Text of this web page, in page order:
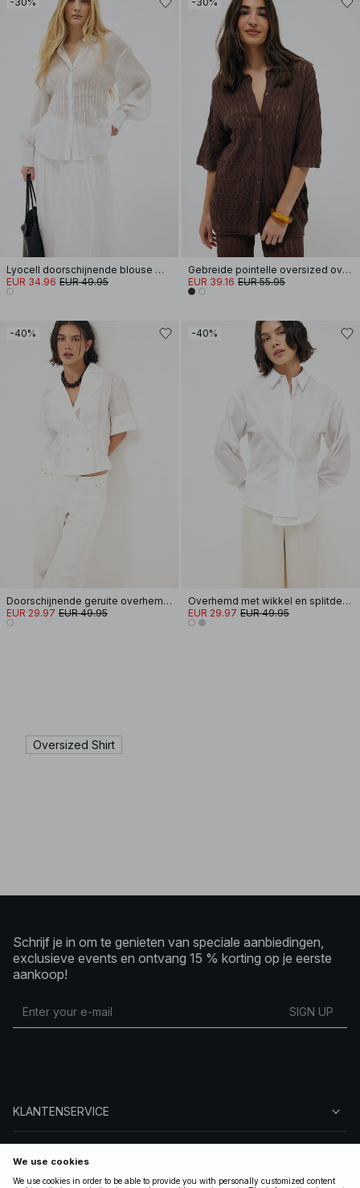
Lyocell doorschijnende blouse met lange mouwen en pintucks
EUR 34.96 EUR 49.95
Gebreide pointelle oversized overhemd
EUR 39.16 EUR 55.95
-40%
Doorschijnende geruite overhemd met korte mouwen
EUR 29.97 EUR 49.95
-40%
Overhemd met wikkel en splitdetail
EUR 29.97 EUR 49.95
Oversized Shirt
Schrijf je in om te genieten van speciale aanbiedingen,
exclusieve events en ontvang 15 % korting op je eerste
aankoop!
SIGN UP
KLANTENSERVICE